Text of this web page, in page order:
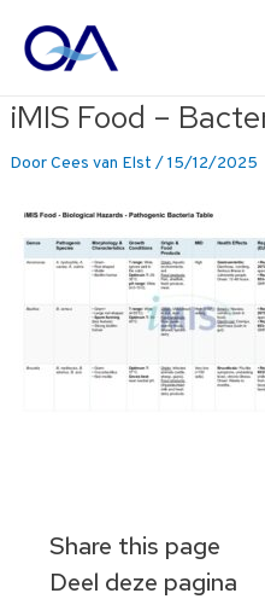
naar
iMIS Food –
DoorCees van Elst /15/12/2025
Share this page
Deel deze pagina